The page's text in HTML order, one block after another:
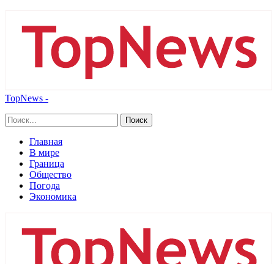
TopNews -
Главная
В мире
Граница
Общество
Погода
Экономика